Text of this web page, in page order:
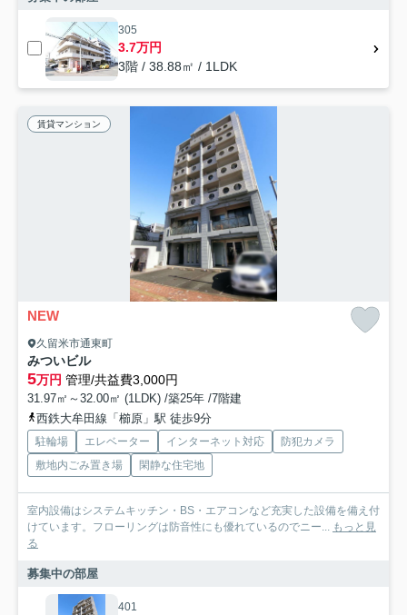
305
3.7万円
3階 / 38.88㎡ / 1LDK
賃貸マンション
NEW
久留米市通東町
みついビル
5万円 管理/共益費3,000円
31.97㎡～32.00㎡ (1LDK) /築25年 /7階建
西鉄大牟田線「櫛原」駅 徒歩9分
駐輪場 エレベーター インターネット対応
防犯カメラ
敷地内ごみ置き場
閑静な住宅地
室内設備はシステムキッチン・BS・エアコンなど充実した設備を備え付
けています。フローリングは防音性にも優れているのでニー... もっと見
る
募集中の部屋
401